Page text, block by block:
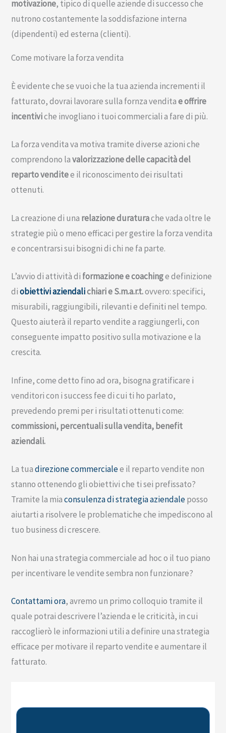
motivazione, tipico di quelle aziende di successo che
nutrono costantemente la soddisfazione interna
(dipendenti) ed esterna (clienti).
Come motivare la forza vendita
È evidente che se vuoi che la tua azienda incrementi il
fatturato, dovrai lavorare sulla fornza venditae offrire
incentiviche invogliano i tuoi commerciali a fare di più.
La forza vendita va motiva tramite diverse azioni che
comprendono lavalorizzazione delle capacità del
reparto venditee il riconoscimento dei risultati
ottenuti.
La creazione di una relazione duraturache vada oltre le
strategie più o meno efficaci per gestire la forza vendita
e concentrarsi sui bisogni di chi ne fa parte.
L’avvio di attività di formazione e coachinge definizione
diobiettivi aziendalichiari e S.m.a.r.t.ovvero: specifici,
misurabili, raggiungibili, rilevanti e definiti nel tempo.
Questo aiuterà il reparto vendite a raggiungerli, con
conseguente impatto positivo sulla motivazione e la
crescita.
Infine, come detto fino ad ora, bisogna gratificare i
venditori con i success fee di cui ti ho parlato,
prevedendo premi per i risultati ottenuti come:
commissioni, percentuali sulla vendita, benefit
aziendali.
La tuadirezione commercialee il reparto vendite non
stanno ottenendo gli obiettivi che ti sei prefissato?
Tramite la miaconsulenza di strategia aziendaleposso
aiutarti a risolvere le problematiche che impediscono al
tuo business di crescere.
Non hai una strategia commerciale ad hoc o il tuo piano
per incentivare le vendite sembra non funzionare?
Contattami ora, avremo un primo colloquio tramite il
quale potrai descrivere l’azienda e le criticità, in cui
raccoglierò le informazioni utili a definire una strategia
efficace per motivare il reparto vendite e aumentare il
fatturato.